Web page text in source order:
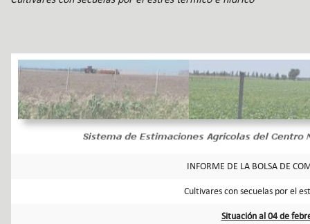
INFORME DE LA BOLSA DE
Cultivares con secuelas por el
Situación al 04 de